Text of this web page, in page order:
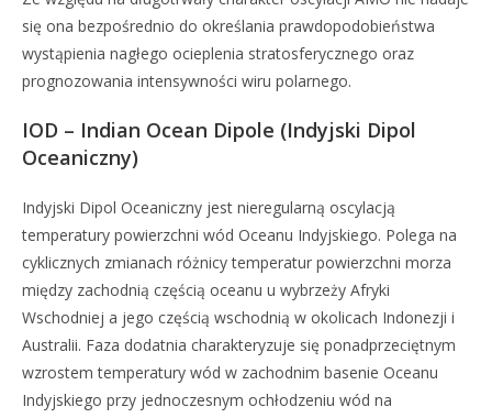
się ona bezpośrednio do określania prawdopodobieństwa
wystąpienia nagłego ocieplenia stratosferycznego oraz
prognozowania intensywności wiru polarnego.
IOD – Indian Ocean Dipole (Indyjski Dipol
Oceaniczny)
Indyjski Dipol Oceaniczny jest nieregularną oscylacją
temperatury powierzchni wód Oceanu Indyjskiego. Polega na
cyklicznych zmianach różnicy temperatur powierzchni morza
między zachodnią częścią oceanu u wybrzeży Afryki
Wschodniej a jego częścią wschodnią w okolicach Indonezji i
Australii. Faza dodatnia charakteryzuje się ponadprzeciętnym
wzrostem temperatury wód w zachodnim basenie Oceanu
Indyjskiego przy jednoczesnym ochłodzeniu wód na